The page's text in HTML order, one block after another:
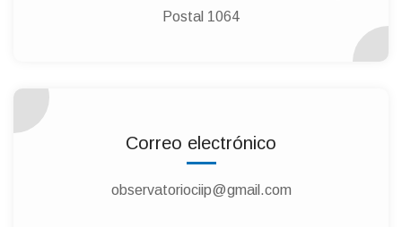
Postal 1064
Correo electrónico
observatoriociip@gmail.com